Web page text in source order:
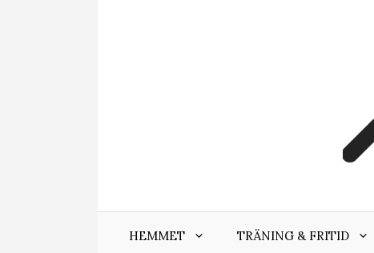
HEMMET TRÄNING & FRITID